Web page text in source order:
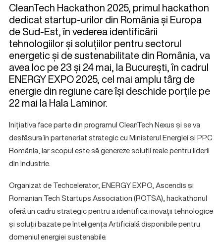
CleanTech Hackathon 2025, primul hackathon
dedicat startup-urilor din România și Europa
de Sud-Est, în vederea identificării
tehnologiilor și soluțiilor pentru sectorul
energetic și de sustenabilitate din România, va
avea loc pe 23 și 24 mai, la București, în cadrul
ENERGY EXPO 2025, cel mai amplu târg de
energie din regiune care își deschide porțile pe
22 mai la Hala Laminor.
Inițiativa face parte din programul CleanTech Nexus și se va
desfășura în parteneriat strategic cu Ministerul Energiei și PPC
România, iar scopul este să genereze soluții reale pentru liderii
din industrie.
Organizat de Techcelerator, ENERGY EXPO, Ascendis și
Romanian Tech Startups Association (ROTSA), hackathonul
oferă un cadru strategic pentru a identifica inovații tehnologice
și soluții bazate pe Inteligența Artificială disponibile pentru
domeniul energiei sustenabile.